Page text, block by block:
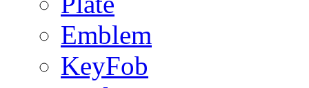
Emblem
KeyFob